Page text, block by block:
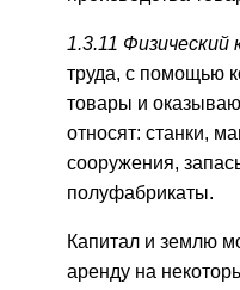
1.3.11 Физический
труда, с помощью
товары и
относят: станки,
сооружения,
полуфабрикаты.
Капитал и землю
аренду на